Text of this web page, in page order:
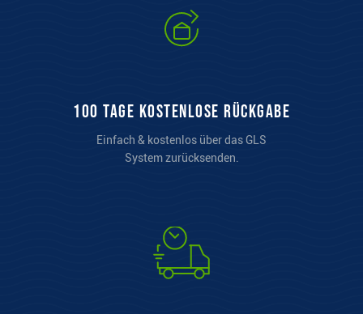
100 Tage kostenlose Rückgabe
Einfach & kostenlos über das GLS
System zurücksenden.